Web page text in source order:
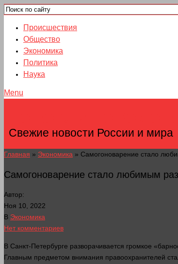
Происшествия
Общество
Экономика
Политика
Наука
Menu
Свежие новости России и мира
Главная » Экономика » Самогоноварение стало
Самогоноварение стало любимым
Автор:
Ноя 10, 2022
В Экономика
Нет комментариев
В Санкт-Петербурге разворачивается громкое
Главным предметом внимания правоохранителей